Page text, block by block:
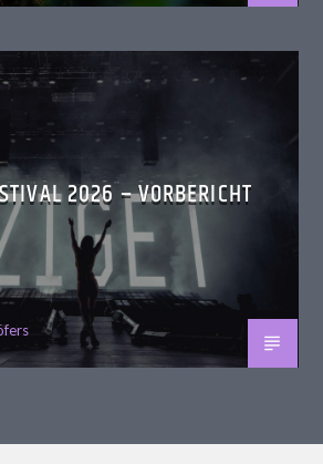
2026 – VORBERICHT